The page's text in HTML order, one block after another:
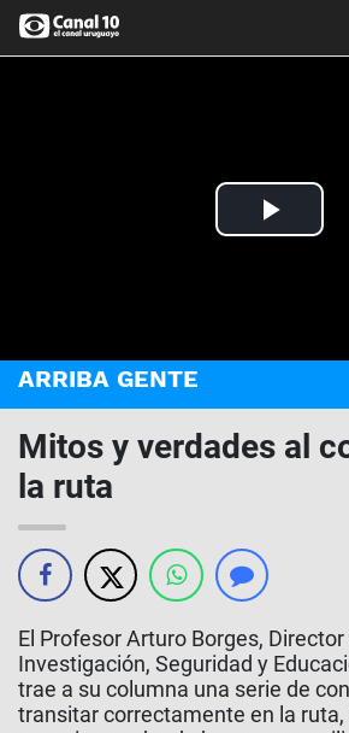
Play
ARRIBA GENTE
Mitos y verdades al
la ruta
El Profesor Arturo Borges,
Investigación, Seguridad y
trae a su columna una serie de
transitar correctamente en la ruta,